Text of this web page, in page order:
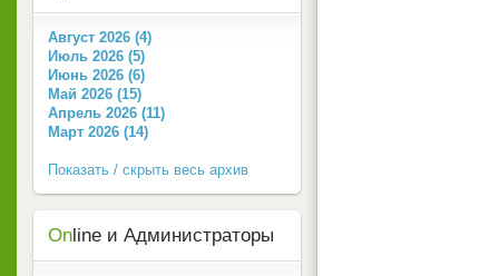
Август 2026 (4)
Июль 2026 (5)
Июнь 2026 (6)
Май 2026 (15)
Апрель 2026 (11)
Март 2026 (14)
Показать / скрыть весь архив
On line и Администраторы